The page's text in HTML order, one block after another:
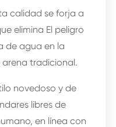
calidad se forja a
elimina El peligro
de agua en la
tradicional.
novedoso y de
libres de
en línea con